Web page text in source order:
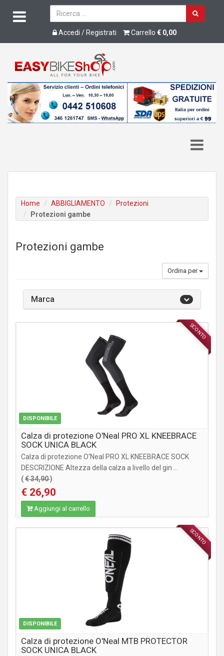
Accedi / Registrati Carrello € 0,00
Home ABBIGLIAMENTO
Protezioni
Protezioni gambe
Protezioni gambe
Ordina per
Marca
SCONTO
DISPONIBILE
ABBIGLIAMENTO
Calza di protezione O'Neal PRO XL KNEEBRACE
SOCK UNICA BLACK
Calza di protezione O'Neal PRO XL KNEEBRACE SOCK
DESCRIZIONE Altezza della calza a livello del gin ...
(€ 34,90)
€ 26,90
Aggiungi al carrello
SCONTO
DISPONIBILE
ABBIGLIAMENTO
Calza di protezione O'Neal MTB PROTECTOR
SOCK UNICA BLACK